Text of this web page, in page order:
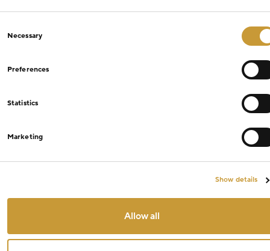
Selection
Necessary
Preferences
Statistics
Marketing
Show details
Allow all